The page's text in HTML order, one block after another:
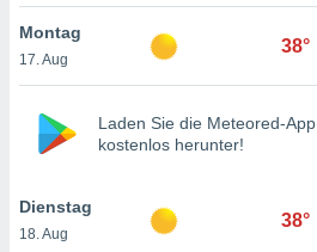
finden
. Sie
jederzeit
Sie
Montag
17. Aug
38°
Laden Sie die Meteored-App
kostenlos herunter!
Dienstag
18. Aug
38°